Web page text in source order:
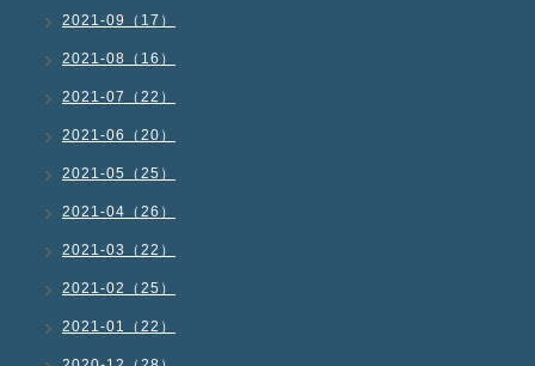
2021-09（17）
2021-08（16）
2021-07（22）
2021-06（20）
2021-05（25）
2021-04（26）
2021-03（22）
2021-02（25）
2021-01（22）